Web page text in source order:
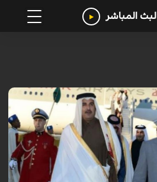
البث المباشر